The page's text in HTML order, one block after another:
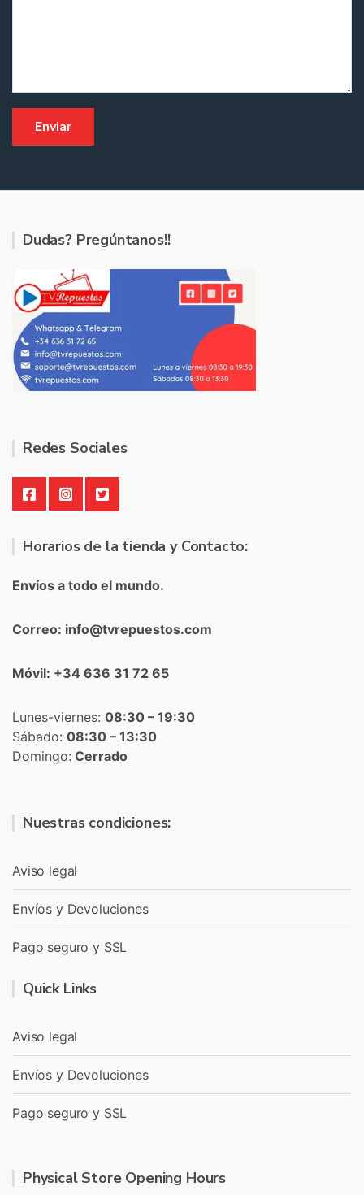
Dudas? Pregúntanos!!
Redes Sociales
Horarios de la tienda y Contacto:
Envíos a todo el mundo.
Correo: info@tvrepuestos.com
Móvil: +34 636 31 72 65
Lunes-viernes: 08:30 – 19:30
Sábado: 08:30 – 13:30
Domingo: Cerrado
Nuestras condiciones:
Aviso legal
Envíos y Devoluciones
Pago seguro y SSL
Quick Links
Aviso legal
Envíos y Devoluciones
Pago seguro y SSL
Physical Store Opening Hours